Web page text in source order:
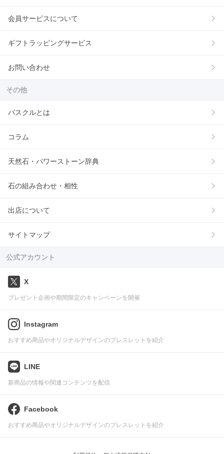
会員サービスについて
ギフトラッピングサービス
お問い合わせ
その他
パスクルとは
コラム
天然石・パワーストーン辞典
石の組み合わせ・相性
出店について
サイトマップ
公式アカウント
X
プレゼント企画や期間限定のキャンペーンを開催
Instagram
おすすめ商品やオリジナルデザインのブレスレットを紹介
LINE
新商品の情報や関連コンテンツを配信
Facebook
おすすめ商品やオリジナルデザインのブレスレットを紹介